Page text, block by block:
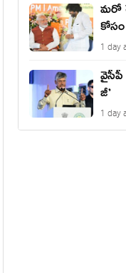
మరో
1 day
జీ’
1 day